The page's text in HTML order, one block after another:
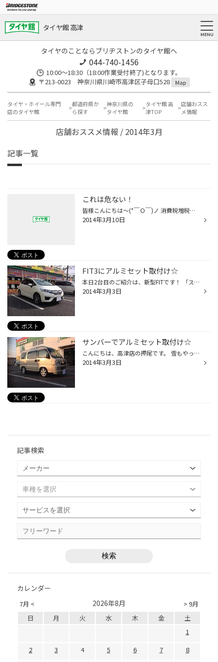
タイヤ館 高津
タイヤのことならブリヂストンのタイヤ館へ
044-740-1456
10:00～18:30（18:00作業受付終了)となります。
〒213-0023 神奈川県川崎市高津区子母口528
Map
タイヤ・ホイール専門
店のタイヤ館
都道府県か
ら探す
神奈川県の
タイヤ館
タイヤ館 高
津TOP
店舗おスス
メ情報
店舗おススメ情報 / 2014年3月
記事一覧
これは危ない！
皆様こんにちは～(*￣Ｏ￣)ノ 消費税増税がいよいよですね… そんな中、最近タイヤ点検されてますか！？ 残り溝などチェックされているでしょうか？ 画像のように溝が完全になくなるまで使うのはある意味エコかもしれませんが、 整備不良はもちろんのこと、事故なども起こしてしまいかねない危険度10...
2014年3月10日
FIT3にアルミセット取付け☆
本日2台目のご紹介は、新型FITです！ 「スチールは…」ということで、ご来店のお客様にバシッとご案内させて頂きました！ 装着データ タイヤ:エコピアPZ-XC 185/55R16 ホイール:シュナイダースタックス 16X60 アライメント実施 これで、カッコイイ新車での生活ができますね（＾ν＾） お買い上げ、あ...
2014年3月3日
サンバーでアルミセット取付け☆
こんにちは、高津店の押尾です。 雪もやっとひと段落ですね（＾ν＾） 今日は久々アルミセット車のご紹介！そしてまたまたサンバーディアスワゴンです☆ 今回のお客様も大事にお乗りになっている方で、 車検のためにタイヤ交換をしに来て頂きましたが、 ついでにドレスアップをオススメしちゃいました...
2014年3月3日
記事検索
カレンダー
7月 < > 9月
2026年8月
日 月 火 水 木 金
土
1
2
3 4 5 6 7
8